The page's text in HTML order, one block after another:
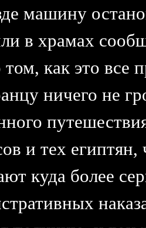
машину
в храмах
том, как это все
ничего не
и тех
куда более